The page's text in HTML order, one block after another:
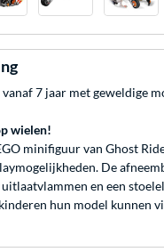
7 jaar met geweldige
wielen!
minifiguur van Ghost
De
uitlaatvlammen en een
hun model kunnen